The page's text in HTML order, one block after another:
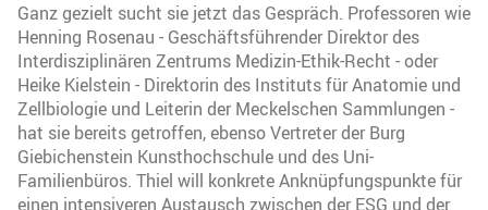
Ganz gezielt sucht sie jetzt das Gespräch. Professoren wie
Henning Rosenau - Geschäftsführender Direktor des
Interdisziplinären Zentrums Medizin-Ethik-Recht - oder
Heike Kielstein - Direktorin des Instituts für Anatomie und
Zellbiologie und Leiterin der Meckelschen Sammlungen -
hat sie bereits getroffen, ebenso Vertreter der Burg
Giebichenstein Kunsthochschule und des Uni-
Familienbüros. Thiel will konkrete Anknüpfungspunkte für
einen intensiveren Austausch zwischen der ESG und der